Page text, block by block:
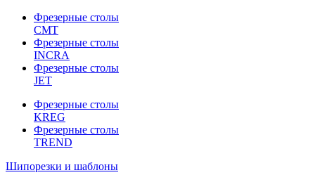
Фрезерные столы
CMT
Фрезерные столы
INCRA
Фрезерные столы
JET
Фрезерные столы
KREG
Фрезерные столы
TREND
Шипорезки и шаблоны